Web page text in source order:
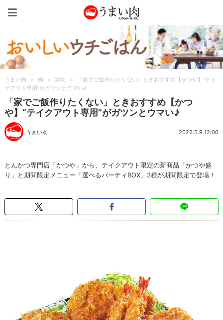
うまい肉 > 肉 > 鶏肉 >
「家でご飯作りたくない」ときおすすめ【かつや】“テイ
クアウト専用”がガツンとウマい♪
「家でご飯作りたくない」ときおすすめ【かつ
や】“テイクアウト専用”がガツンとウマい♪
うまい肉 2022.5.9 12:00
とんかつ専門店「かつや」から、テイクアウト限定の新商品「かつや盛
り」と期間限定メニュー「選べるパーティBOX」3種が期間限定で登場！